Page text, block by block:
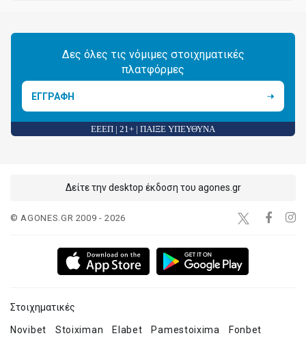
Δες όλες τις νόμιμες στοιχηματικές
πλατφόρμες
ΕΓΓΡΑΦΗ
ΕΕΕΠ | 21+ | ΠΑΙΞΕ ΥΠΕΥΘΥΝΑ
Δείτε την desktop έκδοση του agones.gr
© AGONES.GR 2009 - 2026
Στοιχηματικές
Novibet Stoiximan Elabet Pamestoixima
Fonbet